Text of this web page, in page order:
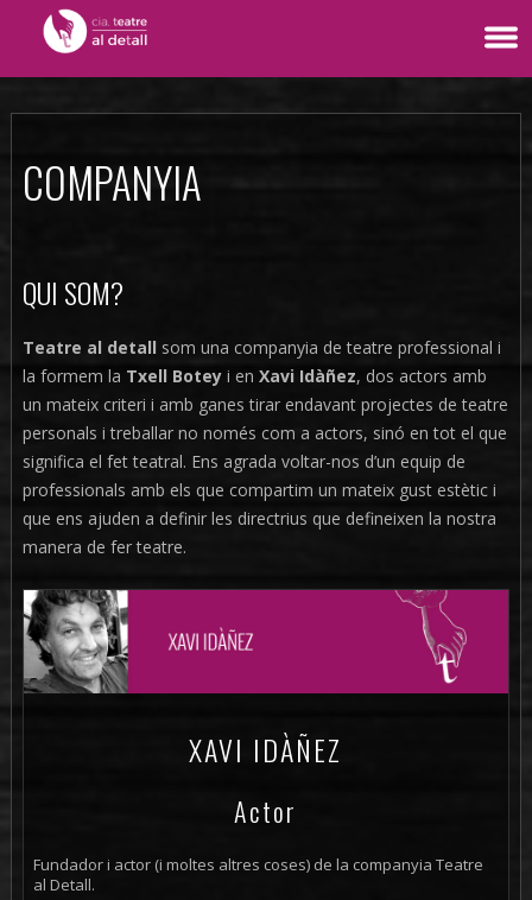
COMPANYIA
QUI SOM?
Teatre al detall som una companyia de teatre professional i
la formem la Txell Boteyi en Xavi Idàñez, dos actors amb
un mateix criteri i amb ganes tirar endavant projectes de teatre
personals i treballar no només com a actors, sinó en tot el que
significa el fet teatral. Ens agrada voltar-nos d’un equip de
professionals amb els que compartim un mateix gust estètic i
que ens ajuden a definir les directrius que defineixen la nostra
manera de fer teatre.
XAVI IDÀÑEZ
Actor
Fundador i actor (i moltes altres coses) de la companyia Teatre
al Detall.